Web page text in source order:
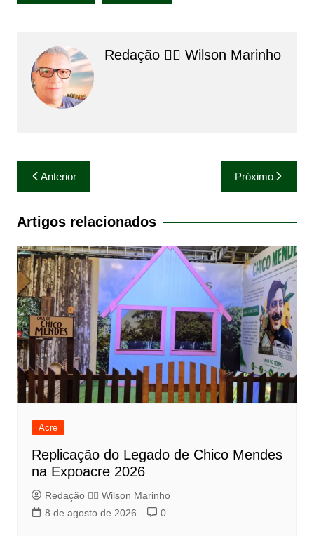
Redação 👨‍⚖️​ Wilson Marinho
Navegação
de
Post
Anterior Próximo
Artigos relacionados
Acre
Replicação do Legado de Chico Mendes
na Expoacre 2026
Redação 👨‍⚖️​ Wilson Marinho
8 de agosto de 2026
0